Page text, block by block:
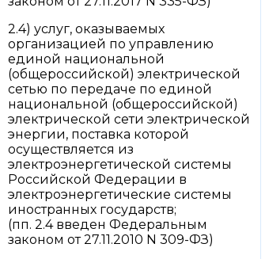
2.4) услуг, оказываемых
организацией по управлению
единой национальной
(общероссийской) электрической
сетью по передаче по единой
национальной (общероссийской)
электрической сети электрической
энергии, поставка которой
осуществляется из
электроэнергетической системы
Российской Федерации в
электроэнергетические системы
иностранных государств;
(пп. 2.4 введен Федеральным
законом от 27.11.2010 N 309-ФЗ)